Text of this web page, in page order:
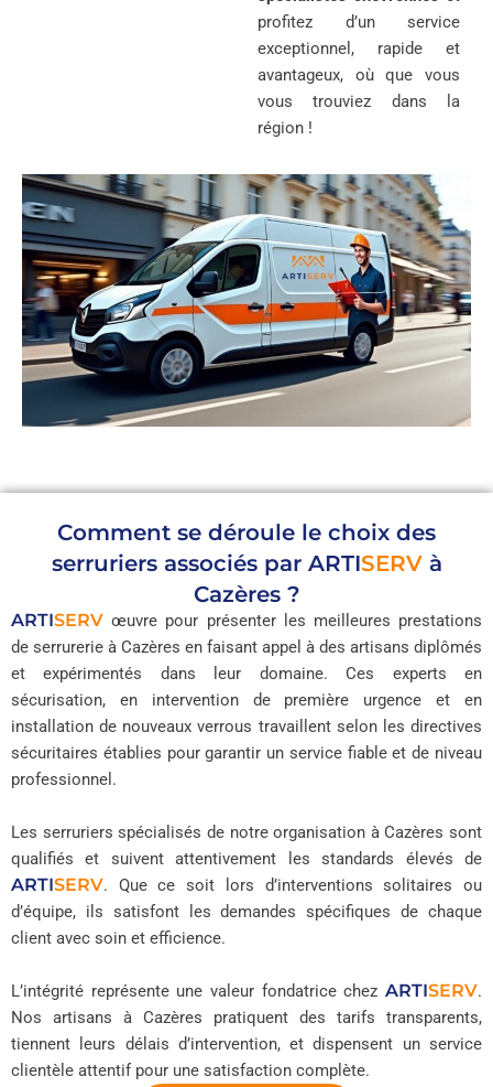
profitez d’un service
exceptionnel, rapide et
avantageux, où que vous
vous trouviez dans la
région !
Comment se déroule le choix des
serruriers associés par ARTISERVà
Cazères ?
ARTISERV œuvre pour présenter les meilleures prestations
de serrurerie à Cazères en faisant appel à des artisans diplômés
et expérimentés dans leur domaine. Ces experts en
sécurisation, en intervention de première urgence et en
installation de nouveaux verrous travaillent selon les directives
sécuritaires établies pour garantir un service fiable et de niveau
professionnel.
Les serruriers spécialisés de notre organisation à Cazères sont
qualifiés et suivent attentivement les standards élevés de
ARTISERV. Que ce soit lors d’interventions solitaires ou
d’équipe, ils satisfont les demandes spécifiques de chaque
client avec soin et efficience.
L’intégrité représente une valeur fondatrice chez ARTISERV.
Nos artisans à Cazères pratiquent des tarifs transparents,
tiennent leurs délais d’intervention, et dispensent un service
clientèle attentif pour une satisfaction complète.